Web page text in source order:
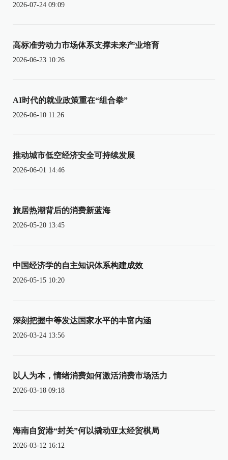
2026-07-24 09:09
高标准劳动力市场体系支撑未来产业培育
2026-06-23 10:26
AI时代的就业政策重在“组合拳”
2026-06-10 11:26
推动城市低空经济安全可持续发展
2026-06-01 14:46
旅居热潮背后的消费新蓝海
2026-05-20 13:45
中国经济学的自主知识体系构建成效
2026-05-15 10:20
深刻把握中等发达国家水平的丰富内涵
2026-03-24 13:56
以人为本，情绪消费如何激活消费市场活力
2026-03-18 09:18
海南自贸港“封关”何以撬动亚太经贸棋局
2026-03-12 16:12